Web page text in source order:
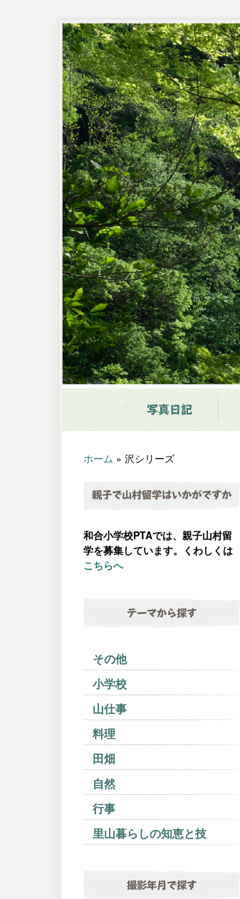
写真日記
ホーム » 沢シリーズ
親子で山村留学はいかがですか
和合小学校PTAでは、親子山村留
学を募集しています。くわしくは
こちらへ
テーマから探す
その他
小学校
山仕事
料理
田畑
自然
行事
里山暮らしの知恵と技
撮影年月で探す